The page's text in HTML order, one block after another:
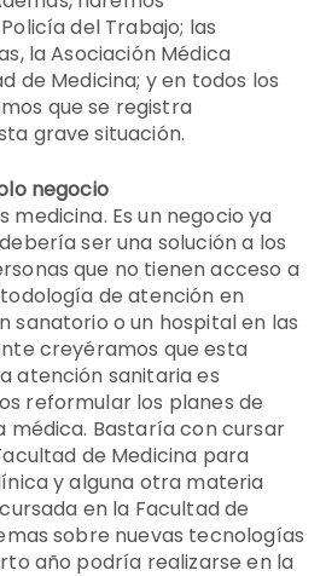
del Trabajo; las
la Asociación Médica
de Medicina; y en todos los
que se registra
grave situación.
negocio
medicina. Es un negocio ya
ser una solución a los
que no tienen acceso a
de atención en
sanatorio o un hospital en las
creyéramos que esta
atención sanitaria es
reformular los planes de
médica. Bastaría con cursar
de Medicina para
y alguna otra materia
en la Facultad de
sobre nuevas tecnologías
año podría realizarse en la